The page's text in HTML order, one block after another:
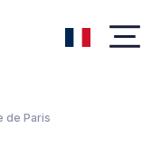
de Paris